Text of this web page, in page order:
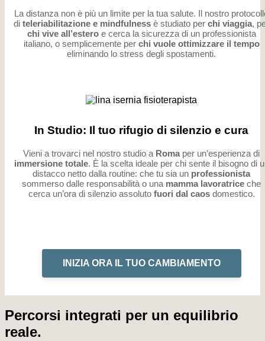
La distanza non è più un limite per la tua salute. Il nostro
di teleriabilitazione e mindfulness è studiato per chi viaggia,
chi vive all’esteroe cerca la sicurezza di un professionista
italiano, o semplicemente per chi vuole ottimizzare il tempo
eliminando lo stress degli spostamenti.
In Studio: Il tuo rifugio di silenzio e cura
Vieni a trovarci nel nostro studio a Roma per un’esperienza di
immersione totale. È la scelta ideale per chi sente il bisogno di
distacco netto dalla routine: che tu sia un professionista
sommerso dalle responsabilità o una mamma lavoratrice che
cerca un’ora di silenzio assoluto fuori dal caosdomestico.
INIZIA ORA IL TUO CAMBIAMENTO
Percorsi integrati per un equilibrio
reale.